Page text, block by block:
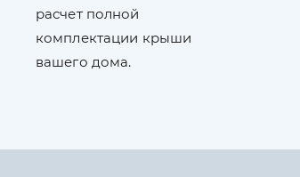
расчет полной
комплектации крыши
вашего дома.